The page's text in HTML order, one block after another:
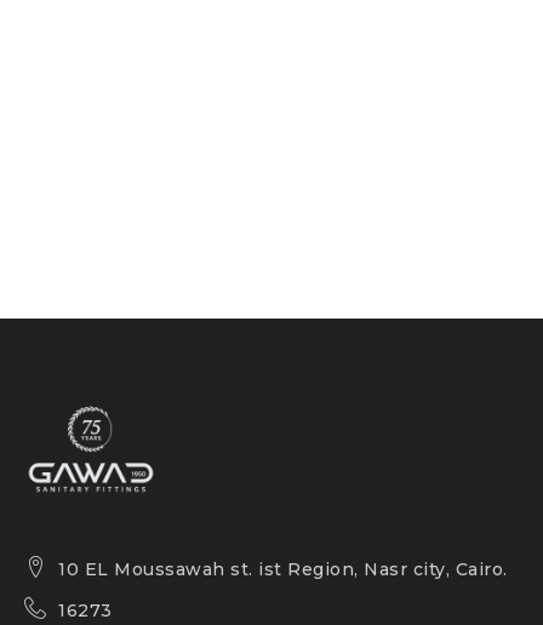
10 EL Moussawah st. ist Region, Nasr city, Cairo.
16273